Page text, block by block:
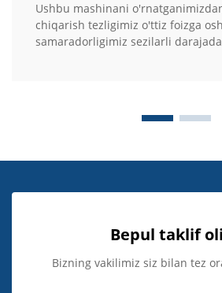
Ushbu mashinani
chiqarish tezligimiz o'ttiz foizga
samaradorligimiz sezilarli
Bepul taklif
Bizning vakilimiz siz bilan tez